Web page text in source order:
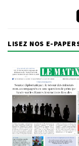
LISEZ NOS E-